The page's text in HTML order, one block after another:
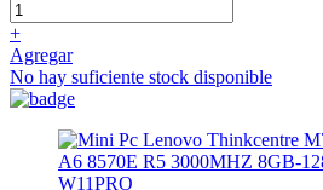
+
Agregar
No hay suficiente stock disponible